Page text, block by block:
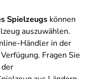
Spielzeugs können
auszuwählen.
Händler in der
Fragen Sie